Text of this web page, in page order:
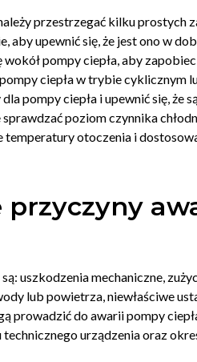
przestrzegać kilku prostych
aby upewnić się, że jest ono w
pompy ciepła, aby
ciepła w trybie cyklicznym
pompy ciepła i upewnić się, że
poziom czynnika
otoczenia i
przyczyny
uszkodzenia mechaniczne,
lub powietrza, niewłaściwe
prowadzić do awarii pompy
urządzenia oraz